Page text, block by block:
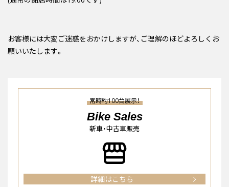
お客様には大変ご迷惑をおかけしますが、ご理解のほどよろしくお
願いいたします。
常時約100台展示！
Bike Sales
新車・中古車販売
詳細はこちら